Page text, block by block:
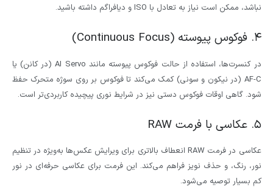
نباشد، ممکن است نیاز به تعادل با ISO و دیافراگم داشته باشید.
۴. فوکوس پیوسته (Continuous Focus)
در کنسرت‌ها، استفاده از حالت فوکوس پیوسته مانند AI Servo (در کانن) یا
AF-C (در نیکون و سونی) کمک می‌کند تا فوکوس بر روی سوژه متحرک حفظ
شود. گاهی اوقات فوکوس دستی نیز در شرایط نوری پیچیده کاربردی‌تر است.
۵. عکاسی با فرمت RAW
عکاسی در فرمت RAW انعطاف بالاتری برای ویرایش عکس‌ها به‌ویژه در تنظیم
نور، رنگ، و حذف نویز فراهم می‌کند. این فرمت برای عکاسی حرفه‌ای در نور
کم بسیار توصیه می‌شود.